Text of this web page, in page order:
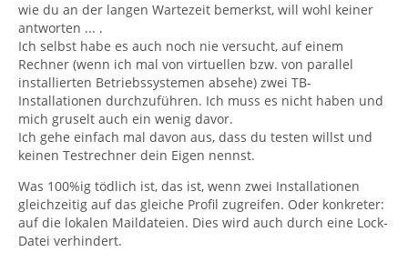
wie du an der langen Wartezeit bemerkst, will wohl keiner
antworten ... .
Ich selbst habe es auch noch nie versucht, auf einem
Rechner (wenn ich mal von virtuellen bzw. von parallel
installierten Betriebssystemen absehe) zwei TB-
Installationen durchzuführen. Ich muss es nicht haben und
mich gruselt auch ein wenig davor.
Ich gehe einfach mal davon aus, dass du testen willst und
keinen Testrechner dein Eigen nennst.
Was 100%ig tödlich ist, das ist, wenn zwei Installationen
gleichzeitig auf das gleiche Profil zugreifen. Oder konkreter:
auf die lokalen Maildateien. Dies wird auch durch eine Lock-
Datei verhindert.